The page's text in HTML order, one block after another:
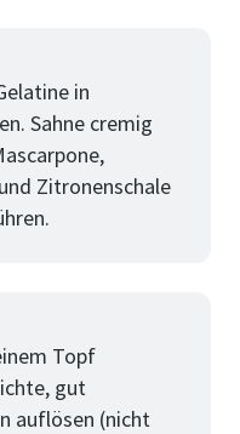
in
Sahne cremig
Zitronenschale
Topf
gut
auflösen (nicht